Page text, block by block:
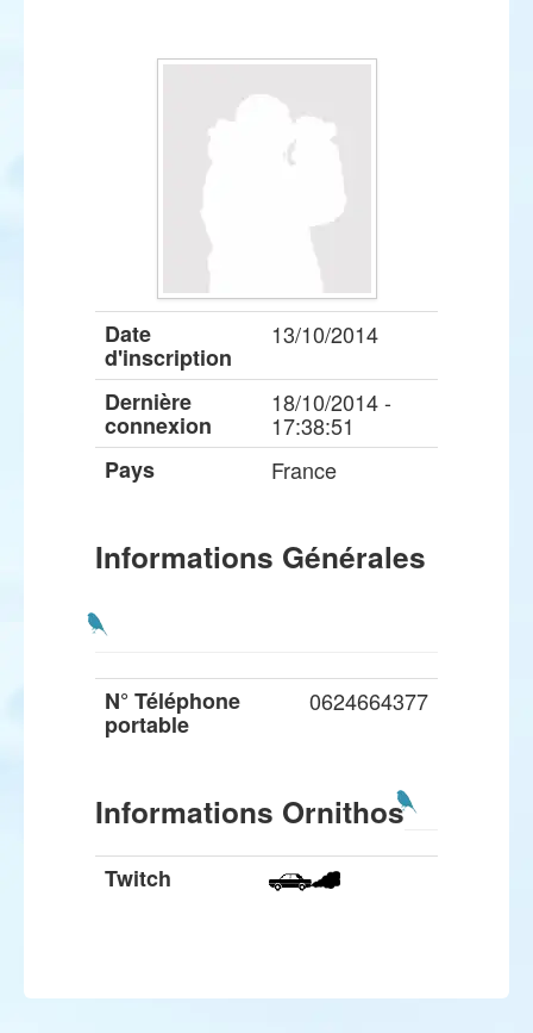
Date
d'inscription
13/10/2014
Dernière
connexion
18/10/2014 -
17:38:51
Pays
France
Informations Générales
N° Téléphone
portable
0624664377
Informations Ornithos
Twitch